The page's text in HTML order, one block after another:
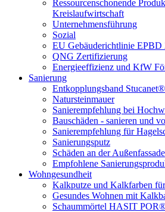
Ressourcenschonende
Kreislaufwirtschaft
Unternehmensführung
Sozial
EU Gebäuderichtlinie EPBD
QNG Zertifizierung
Energieeffizienz und KfW
Sanierung
Entkopplungsband
Natursteinmauer
Sanierempfehlung bei
Bauschäden - sanieren und
Sanierempfehlung für
Sanierungsputz
Schäden an der Außenfassade
Empfohlene
Wohngesundheit
Kalkputze und Kalkfarben
Gesundes Wohnen mit
Schaummörtel HASIT